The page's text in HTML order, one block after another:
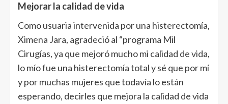
Mejorar la calidad de vida
Como usuaria intervenida por una histerectomía,
Ximena Jara, agradeció al “programa Mil
Cirugías, ya que mejoró mucho mi calidad de vida,
lo mío fue una histerectomía total y sé que por mí
y por muchas mujeres que todavía lo están
esperando, decirles que mejora la calidad de vida